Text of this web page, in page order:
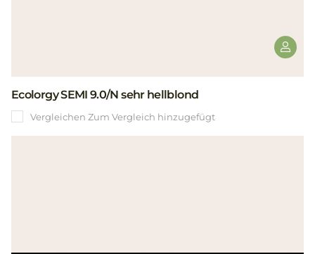
Ecolorgy SEMI 9.0/N sehr hellblond
Vergleichen Zum Vergleich hinzugefügt